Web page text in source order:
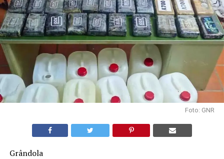
Foto: GNR
Grândola